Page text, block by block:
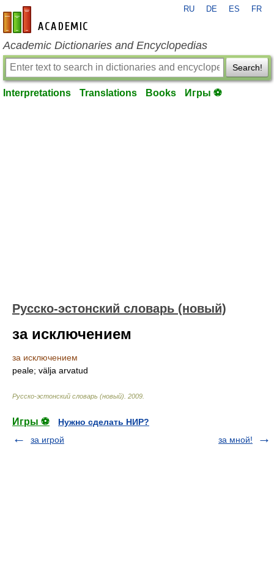
en-academic.com
RU DE ES FR
Academic Dictionaries and Encyclopedias
Search!
Interpretations Translations Books Игры ⚽
Русско-эстонский словарь (новый)
за исключением
за исключением
peale; välja arvatud
Русско-эстонский словарь (новый) 2009
Игры ⚽
Нужно сделать НИР?
за игрой
за мной!